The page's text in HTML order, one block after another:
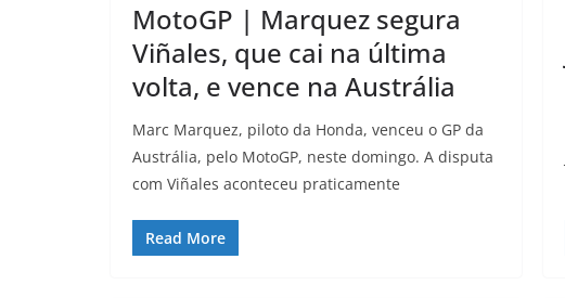
MotoGP | Marquez segura
Viñales, que cai na última
volta, e vence na Austrália
Marc Marquez, piloto da Honda, venceu o GP da
Austrália, pelo MotoGP, neste domingo. A disputa
com Viñales aconteceu praticamente
Read More